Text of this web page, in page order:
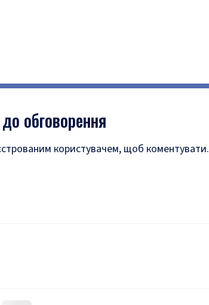
обговорення
користувачем, щоб коментувати.